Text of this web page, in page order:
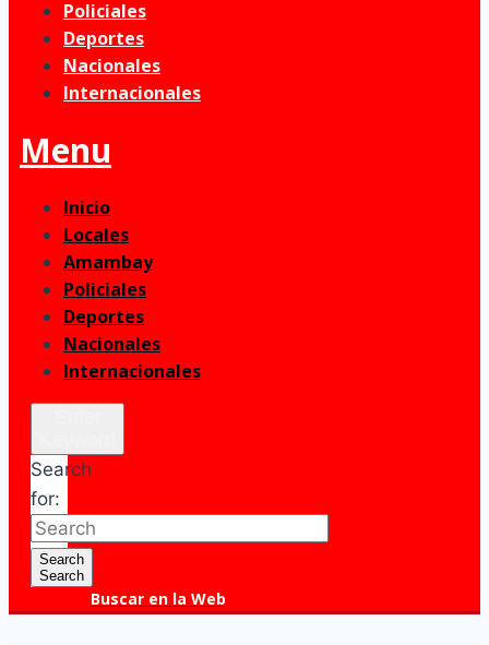
Policiales
Deportes
Nacionales
Internacionales
Menu
Inicio
Locales
Amambay
Policiales
Deportes
Nacionales
Internacionales
Search
for:
Search
Search
Buscar en la Web